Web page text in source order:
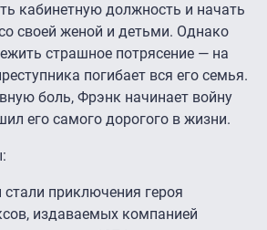
кабинетную должность и начать
своей женой и детьми. Однако
страшное потрясение — на
погибает вся его семья.
боль, Фрэнк начинает войну
его самого дорогого в жизни.
приключения героя
издаваемых компанией